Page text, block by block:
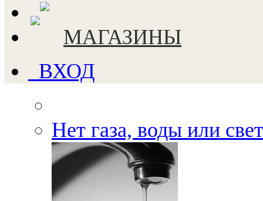
МАГАЗИНЫ
ВХОД
Нет газа, воды или